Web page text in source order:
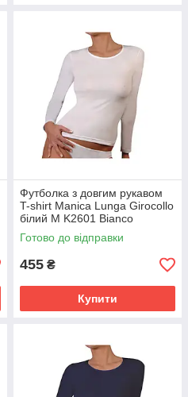
Футболка з довгим рукавом
T-shirt Manica Lunga Girocollo
білий M K2601 Bianco
Готово до відправки
455 ₴
Купити